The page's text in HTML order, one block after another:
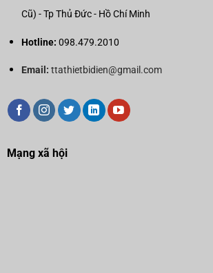
Cũ) - Tp Thủ Đức - Hồ Chí Minh
Hotline: 098.479.2010
Email: ttathietbidien@gmail.com
Mạng xã hội